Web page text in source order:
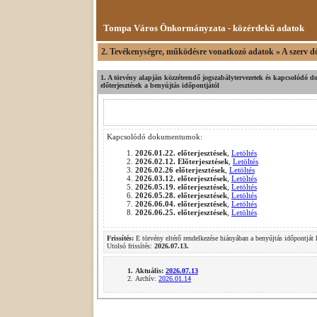
Tompa Város Önkormányzata - közérdekű adatok
2. Tevékenységre, működésre vonatkozó adatok » A szerv
1. A törvény alapján közzéteendő jogszabálytervezetek és
előterjesztések a benyújtás időpontjától
Kapcsolódó dokumentumok:
2026.01.22. előterjesztések Letöltés
2026.02.12. Előterjesztések Letöltés
2026.02.26 előterjesztések Letöltés
2026.03.12. előterjesztések Letöltés
2026.05.19. előterjesztések Letöltés
2026.05.28. előterjesztések Letöltés
2026.06.04. előterjesztések Letöltés
2026.06.25. előterjesztések Letöltés
Frissítés: E törvény eltérő rendelkezése hiányában a benyújtás
Utolsó frissítés: 2026.07.13.
Aktuális: 2026.07.13
Archív: 2026.01.14